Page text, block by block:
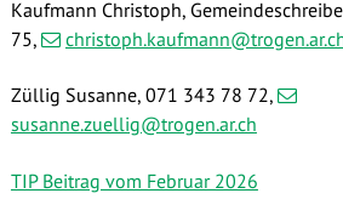
Kaufmann Christoph,
75,
Züllig Susanne, 071 343 78 72,
susanne.zuellig@trogen.ar.ch
TIP Beitrag vom Februar 2026